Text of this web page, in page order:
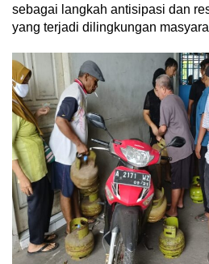
sebagai langkah antisipasi dan
yang terjadi dilingkungan